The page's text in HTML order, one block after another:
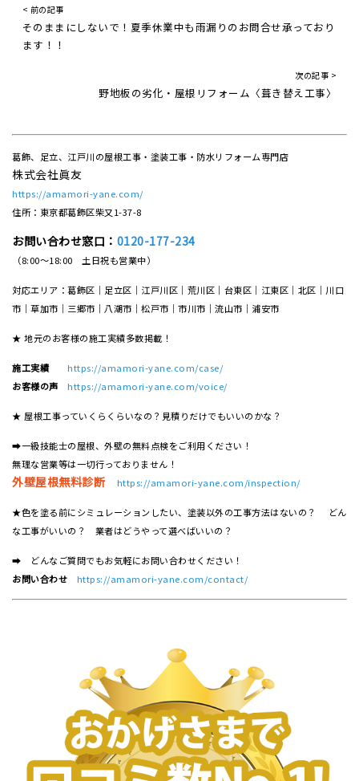
< 前の記事
そのままにしないで！夏季休業中も雨漏りのお問合せ承っており
ます！！
次の記事 >
野地板の劣化・屋根リフォーム〈葺き替え工事〉
葛飾、足立、江戸川の屋根工事・塗装工事・防水リフォーム専門店
株式会社眞友
https://amamori-yane.com/
住所：東京都葛飾区柴又1-37-8
お問い合わせ窓口： 0120-177-234
（8:00～18:00 土日祝も営業中）
対応エリア：葛飾区｜足立区｜江戸川区｜荒川区｜台東区｜江東区｜北区｜川口
市｜草加市｜三郷市｜八潮市｜松⼾市｜市川市｜流⼭市｜浦安市
★ 地元のお客様の施工実績多数掲載！
施工実績
https://amamori-yane.com/case/
お客様の声
https://amamori-yane.com/voice/
★ 屋根工事っていくらくらいなの？見積りだけでもいいのかな？
➡一級技能士の屋根、外壁の無料点検をご利用ください！
無理な営業等は一切行っておりません！
外壁屋根無料診断 https://amamori-yane.com/inspection/
★色を塗る前にシミュレーションしたい、塗装以外の工事方法はないの？ どん
な工事がいいの？ 業者はどうやって選べばいいの？
➡ どんなご質問でもお気軽にお問い合わせください！
お問い合わせ
https://amamori-yane.com/contact/